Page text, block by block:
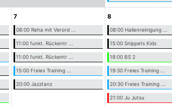
7
08:00 Reha mit Verord ...
11:00 funkt. Rückentr ...
11:00 funkt. Rückentr ...
15:00 Freies Training ...
20:00 Jazztanz
8
08:00 Hallenreinigung ...
15:00 Snippets Kids
18:00 BS 2
19:30 Freies Training ...
20:30 Freies Training ...
21:00 Ju Jutsu